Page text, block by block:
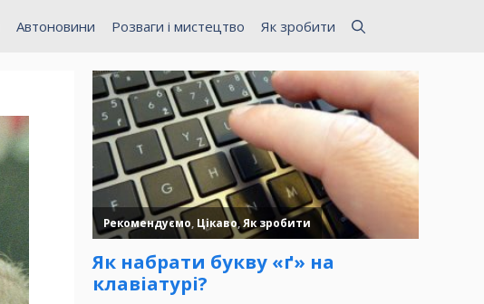
Автоновини Розваги і мистецтво Як зробити